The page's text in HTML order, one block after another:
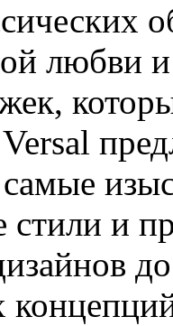
любви
самые
стили и